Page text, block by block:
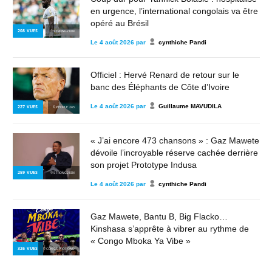
208 VUES © STRONG2KIN
en urgence, l’international congolais va être
opéré au Brésil
Le 4 août 2026 par cynthiche Pandi
227 VUES © PEOPLE 243
Officiel : Hervé Renard de retour sur le
banc des Éléphants de Côte d’Ivoire
Le 4 août 2026 par Guillaume MAVUDILA
259 VUES © STRONG2KIN
« J’ai encore 473 chansons » : Gaz Mawete
dévoile l’incroyable réserve cachée derrière
son projet Prototype Indusa
Le 4 août 2026 par cynthiche Pandi
326 VUES © CONGO PROFOND
Gaz Mawete, Bantu B, Big Flacko…
Kinshasa s’apprête à vibrer au rythme de
« Congo Mboka Ya Vibe »